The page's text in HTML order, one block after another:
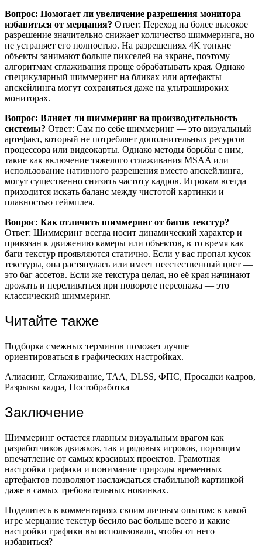
Вопрос: Помогает ли увеличение разрешения монитора
избавиться от мерцания? Ответ: Переход на более высокое
разрешение значительно снижает количество шиммеринга, но
не устраняет его полностью. На разрешениях 4K тонкие
объекты занимают больше пикселей на экране, поэтому
алгоритмам сглаживания проще обрабатывать края. Однако
специкулярный шиммеринг на бликах или артефакты
апскейлинга могут сохраняться даже на ультрашироких
мониторах.
Вопрос: Влияет ли шиммеринг на производительность
системы? Ответ: Сам по себе шиммеринг — это визуальный
артефакт, который не потребляет дополнительных ресурсов
процессора или видеокарты. Однако методы борьбы с ним,
такие как включение тяжелого сглаживания MSAA или
использование нативного разрешения вместо апскейлинга,
могут существенно снизить частоту кадров. Игрокам всегда
приходится искать баланс между чистотой картинки и
плавностью геймплея.
Вопрос: Как отличить шиммеринг от багов текстур?
Ответ: Шиммеринг всегда носит динамический характер и
привязан к движению камеры или объектов, в то время как
баги текстур проявляются статично. Если у вас пропал кусок
текстуры, она растянулась или имеет неестественный цвет —
это баг ассетов. Если же текстура целая, но её края начинают
дрожать и переливаться при повороте персонажа — это
классический шиммеринг.
Читайте также
Подборка смежных терминов поможет лучше
ориентироваться в графических настройках.
Алиасинг, Сглаживание, TAA, DLSS, ФПС, Просадки кадров,
Разрывы кадра, Постобработка
Заключение
Шиммеринг остается главным визуальным врагом как
разработчиков движков, так и рядовых игроков, портящим
впечатление от самых красивых проектов. Грамотная
настройка графики и понимание природы временных
артефактов позволяют наслаждаться стабильной картинкой
даже в самых требовательных новинках.
Поделитесь в комментариях своим личным опытом: в какой
игре мерцание текстур бесило вас больше всего и какие
настройки графики вы использовали, чтобы от него
избавиться?